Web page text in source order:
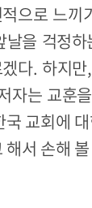
으로 느끼
날을 걱정
다. 하지
자는 교훈
국 교회에
해서 손해